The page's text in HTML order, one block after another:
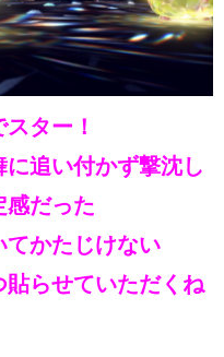
ター！
追い付かず撃沈し
感だった
てかたじけない
らせていただくね